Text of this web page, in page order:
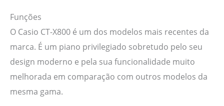
Funções
O Casio CT-X800 é um dos modelos mais recentes da
marca. É um piano privilegiado sobretudo pelo seu
design moderno e pela sua funcionalidade muito
melhorada em comparação com outros modelos da
mesma gama.